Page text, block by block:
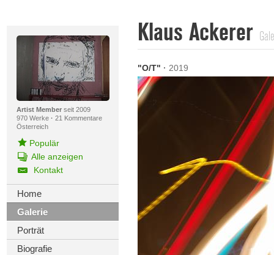
Artist Memberseit 2009
970 Werke · 21 Kommentare
Österreich
Populär
Alle anzeigen
Kontakt
Home
Galerie
Porträt
Biografie
Klaus Ackerer
"O/T" · 2019